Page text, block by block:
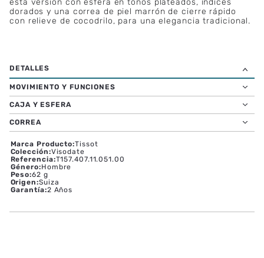
dorados y una correa de piel marrón de cierre rápido
con relieve de cocodrilo, para una elegancia tradicional.
MOVIMIENTO Y FUNCIONES
CAJA Y ESFERA
CORREA
Marca Producto:Tissot
Colección:Visodate
Referencia:T157.407.11.051.00
Género:Hombre
Peso:62 g
Origen:Suiza
Garantía:2 Años